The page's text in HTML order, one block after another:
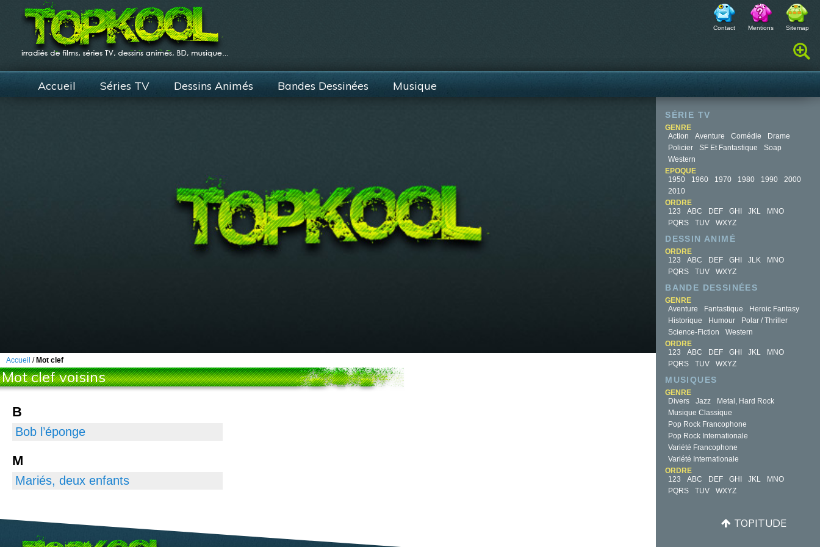
Contact Mentions Sitemap
Rechercher :
Accueil Séries TV Dessins Animés Bandes Dessinées Musique
SÉRIE TV
GENRE
Action
Aventure Comédie
Drame
Policier
SF Et Fantastique
Soap
Western
EPOQUE
1950
1960 1970 1980 1990
2000
2010
ORDRE
123
ABC DEF GHI JKL
MNO
PQRS
TUV WXYZ
DESSIN ANIMÉ
ORDRE
123
ABC DEF GHI JLK
MNO
PQRS
TUV WXYZ
BANDE DESSINÉES
GENRE
Aventure
Fantastique
Heroic Fantasy
Historique
Humour
Polar / Thriller
Science-Fiction
Western
ORDRE
123
ABC DEF GHI JKL
MNO
PQRS
TUV WXYZ
MUSIQUES
GENRE
Divers
Jazz
Metal, Hard Rock
Musique Classique
Pop Rock Francophone
Pop Rock Internationale
Variété Francophone
Variété Internationale
ORDRE
123
ABC DEF GHI JKL
MNO
PQRS
TUV WXYZ
Accueil / Mot clef
Mot clef voisins
B
Bob l’éponge
M
Mariés, deux enfants
TOPITUDE